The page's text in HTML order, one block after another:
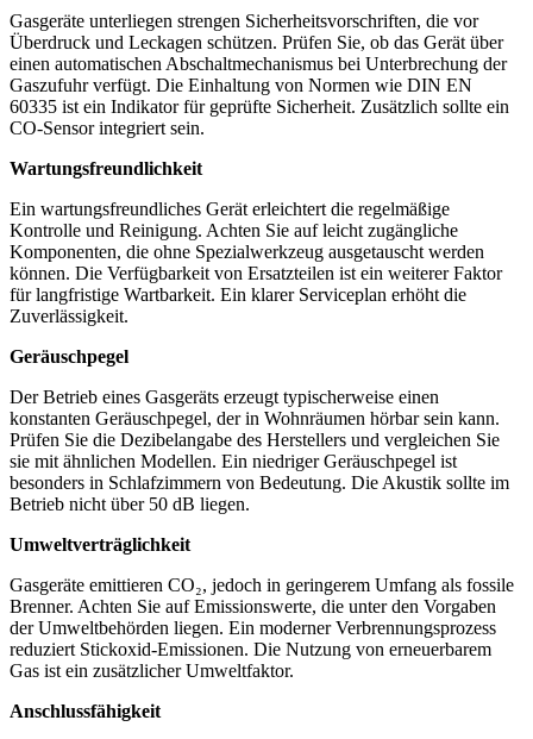
Gasgeräte unterliegen strengen Sicherheitsvorschriften, die vor
Überdruck und Leckagen schützen. Prüfen Sie, ob das Gerät über
einen automatischen Abschaltmechanismus bei Unterbrechung der
Gaszufuhr verfügt. Die Einhaltung von Normen wie DIN EN
60335 ist ein Indikator für geprüfte Sicherheit. Zusätzlich sollte ein
CO‑Sensor integriert sein.
Wartungsfreundlichkeit
Ein wartungsfreundliches Gerät erleichtert die regelmäßige
Kontrolle und Reinigung. Achten Sie auf leicht zugängliche
Komponenten, die ohne Spezialwerkzeug ausgetauscht werden
können. Die Verfügbarkeit von Ersatzteilen ist ein weiterer Faktor
für langfristige Wartbarkeit. Ein klarer Serviceplan erhöht die
Zuverlässigkeit.
Geräuschpegel
Der Betrieb eines Gasgeräts erzeugt typischerweise einen
konstanten Geräuschpegel, der in Wohnräumen hörbar sein kann.
Prüfen Sie die Dezibelangabe des Herstellers und vergleichen Sie
sie mit ähnlichen Modellen. Ein niedriger Geräuschpegel ist
besonders in Schlafzimmern von Bedeutung. Die Akustik sollte im
Betrieb nicht über 50 dB liegen.
Umweltverträglichkeit
Gasgeräte emittieren CO₂, jedoch in geringerem Umfang als fossile
Brenner. Achten Sie auf Emissionswerte, die unter den Vorgaben
der Umweltbehörden liegen. Ein moderner Verbrennungsprozess
reduziert Stickoxid-Emissionen. Die Nutzung von erneuerbarem
Gas ist ein zusätzlicher Umweltfaktor.
Anschlussfähigkeit